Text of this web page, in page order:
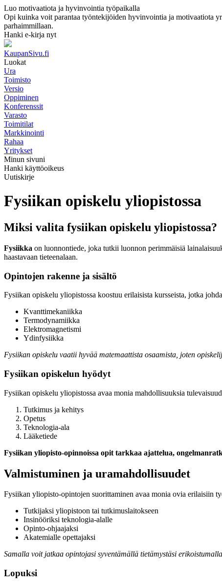
Luo motivaatiota ja hyvinvointia työpaikalla
Opi kuinka voit parantaa työntekijöiden hyvinvointia ja motivaatiota
parhaimmillaan.
Hanki e-kirja nyt
KaupanSivu.fi
Luokat
Ura
Toimisto
Versio
Oppiminen
Konferenssit
Varasto
Toimitilat
Markkinointi
Rahaa
Yritykset
Minun sivuni
Hanki käyttöoikeus
Uutiskirje
Fysiikan opiskelu yliopistossa
Miksi valita fysiikan opiskelu yliopistossa?
Fysiikka on luonnontiede, joka tutkii luonnon perimmäisiä
haastavaan tieteenalaan.
Opintojen rakenne ja sisältö
Fysiikan opiskelu yliopistossa koostuu erilaisista kursseista, jotka
Kvanttimekaniikka
Termodynamiikka
Elektromagnetismi
Ydinfysiikka
Fysiikan opiskelu vaatii hyvää matemaattista osaamista, joten
Fysiikan opiskelun hyödyt
Fysiikan opiskelu yliopistossa avaa monia mahdollisuuksia
Tutkimus ja kehitys
Opetus
Teknologia-ala
Lääketiede
Fysiikan yliopisto-opinnoissa opit tarkkaa ajattelua,
Valmistuminen ja uramahdollisuudet
Fysiikan yliopisto-opintojen suorittaminen avaa monia ovia erilaisiin
Tutkijaksi yliopistoon tai tutkimuslaitokseen
Insinööriksi teknologia-alalle
Opinto-ohjaajaksi
Akatemialle opettajaksi
Samalla voit jatkaa opintojasi syventämällä tietämystäsi
Lopuksi